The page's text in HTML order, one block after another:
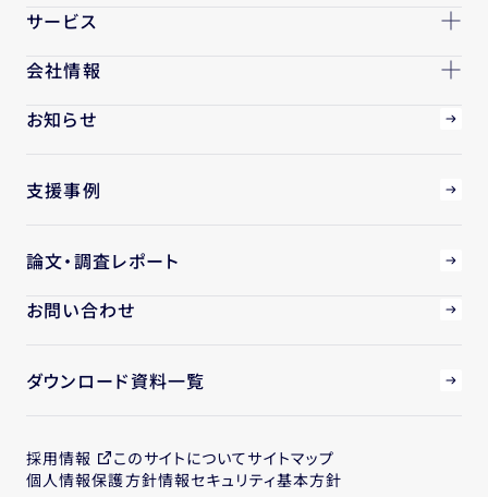
サービス
会社情報
お知らせ
支援事例
論文・調査レポート
お問い合わせ
ダウンロード資料一覧
採用情報 このサイトについてサイトマップ
個人情報保護方針情報セキュリティ基本方針